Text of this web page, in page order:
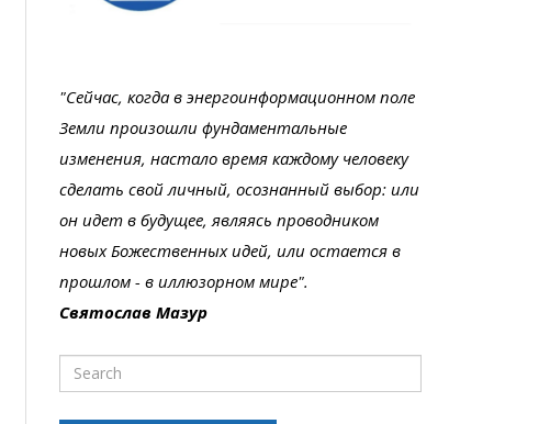
"Сейчас, когда в энергоинформационном поле
Земли произошли фундаментальные
изменения, настало время каждому человеку
сделать свой личный, осознанный выбор: или
он идет в будущее, являясь проводником
новых Божественных идей, или остается в
прошлом - в иллюзорном мире".
Святослав Мазур